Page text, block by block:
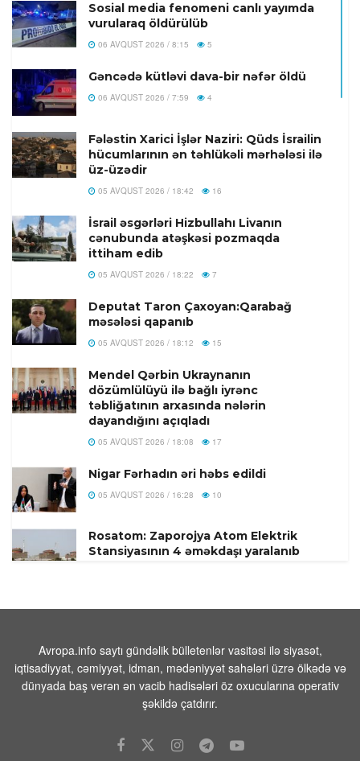
Sosial media fenomeni canlı yayımda
vurularaq öldürülüb
06 AVQUST 2026 / 8:15 5
Gəncədə kütləvi dava-bir nəfər öldü
06 AVQUST 2026 / 7:59 4
Fələstin Xarici İşlər Naziri: Qüds İsrailin
hücumlarının ən təhlükəli mərhələsi ilə
üz-üzədir
05 AVQUST 2026 / 18:42 16
İsrail əsgərləri Hizbullahı Livanın
cənubunda atəşkəsi pozmaqda
ittiham edib
05 AVQUST 2026 / 18:22 7
Deputat Taron Çaxoyan:Qarabağ
məsələsi qapanıb
05 AVQUST 2026 / 18:12 15
Mendel Qərbin Ukraynanın
dözümlülüyü ilə bağlı iyrənc
təbliğatının arxasında nələrin
dayandığını açıqladı
05 AVQUST 2026 / 18:08 17
Nigar Fərhadın əri həbs edildi
05 AVQUST 2026 / 16:28 10
Rosatom: Zaporojya Atom Elektrik
Stansiyasının 4 əməkdaşı yaralanıb
Ali Məhkəmənin hakimi təqaüdə
göndərildi – Foto
05 AVQUST 2026 / 13:17 2
Yeni Zelandiya sahillərində 6,3 bal
gücündə zəlzələ baş verib
Avropa.info saytı gündəlik bülletenlər vasitəsi ilə siyasət,
iqtisadiyyat, cəmiyyət, idman, mədəniyyət sahələri üzrə ölkədə və
dünyada baş verən ən vacib hadisələri öz oxucularına operativ
şəkildə çatdırır.